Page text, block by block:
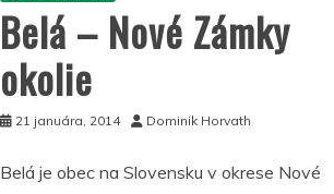
Belá – Nové Zámky
okolie
21 januára, 2014 Dominik Horvath
Belá je obec na Slovensku v okrese Nové